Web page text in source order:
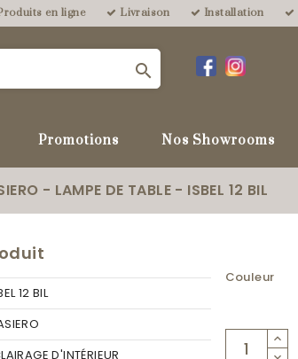
en ligne Livraison Installation

Promotions Nos Showrooms
- LAMPE DE TABLE - ISBEL 12 BIL
12 BIL
D'INTÉRIEUR
Couleur